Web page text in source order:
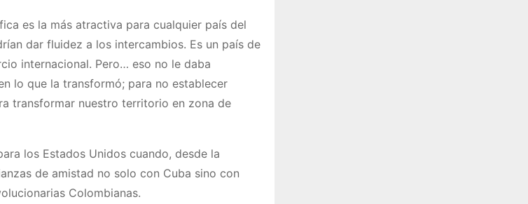
es la más atractiva para cualquier país del
dar fluidez a los intercambios. Es un país de
internacional. Pero… eso no le daba
lo que la transformó; para no establecer
transformar nuestro territorio en zona de
los Estados Unidos cuando, desde la
de amistad no solo con Cuba sino con
Colombianas.